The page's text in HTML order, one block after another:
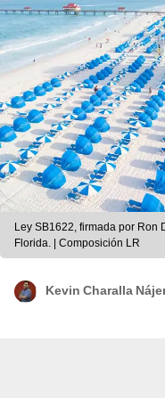
Ley SB1622, firmada por Ron
Florida. | Composición LR
Kevin Charalla